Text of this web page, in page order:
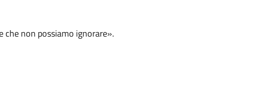
che non possiamo ignorare».